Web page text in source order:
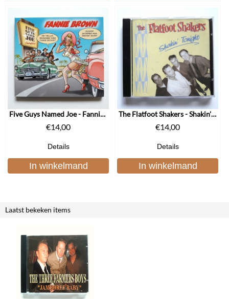
Five Guys Named Joe - Fannie Brown
€14,00
Details
In winkelmand
The Flatfoot Shakers - Shakin' Tonight
€14,00
Details
In winkelmand
Laatst bekeken items